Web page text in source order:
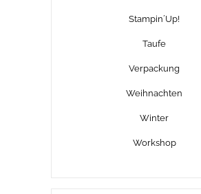
Stampin´Up!
Taufe
Verpackung
Weihnachten
Winter
Workshop